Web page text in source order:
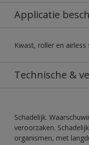
Applicatie
Kwast, roller en airless
Technische &
Schadelijk.
veroorzaken.
organismen, met